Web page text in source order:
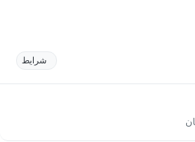
شرایط